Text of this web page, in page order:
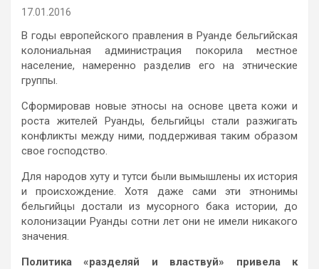
17.01.2016
В годы европейского правления в Руанде бельгийская
колониальная администрация покорила местное
население, намеренно разделив его на этнические
группы.
Сформировав новые этносы на основе цвета кожи и
роста жителей Руанды, бельгийцы стали разжигать
конфликты между ними, поддерживая таким образом
свое господство.
Для народов хуту и тутси были вымышлены их история
и происхождение. Хотя даже сами эти этнонимы
бельгийцы достали из мусорного бака истории, до
колонизации Руанды сотни лет они не имели никакого
значения.
Политика «разделяй и властвуй» привела к